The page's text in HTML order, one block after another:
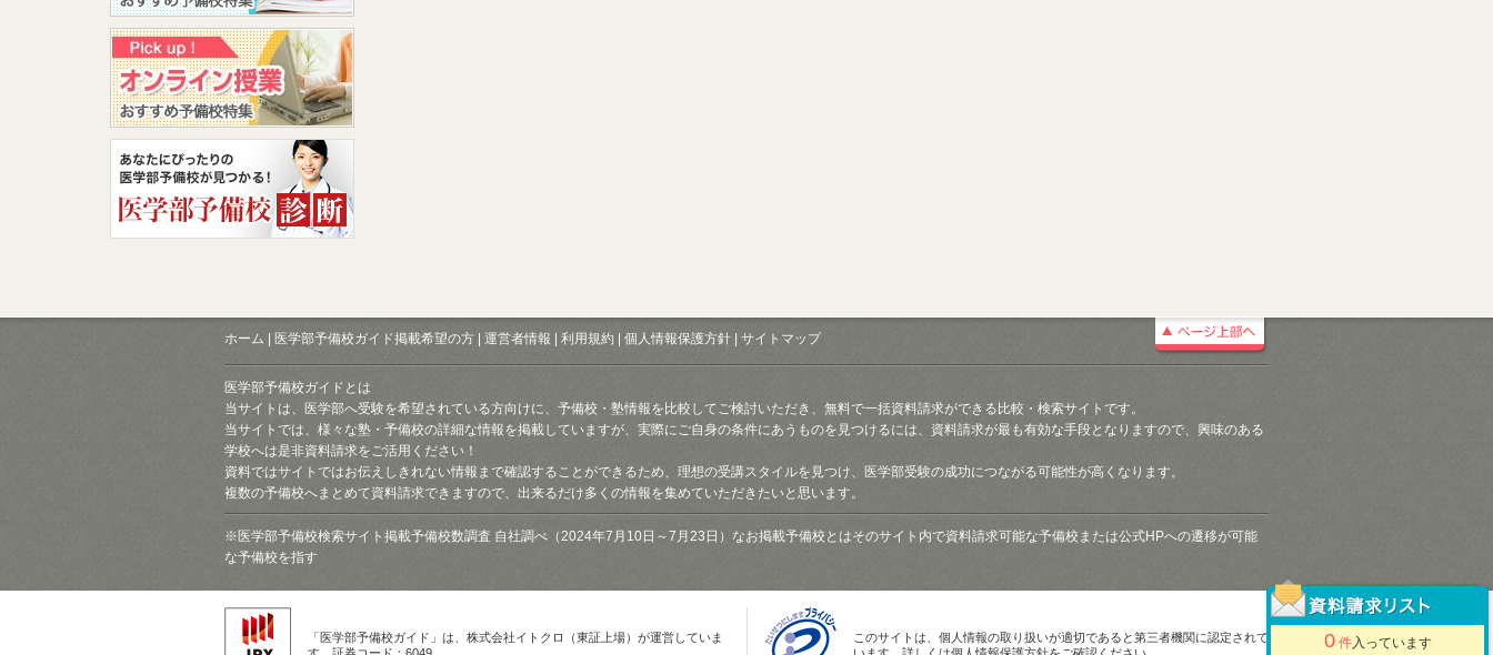
0 件入っています
ホーム 医学部予備校ガイド掲載希望の方 運営者情報 利用規約 個人情報保護方針 サイトマップ
医学部予備校ガイドとは
当サイトは、医学部へ受験を希望されている方向けに、予備校・塾情報を比較してご検討いただき、無料で一括資料請求ができる比較・検索サイトです。
当サイトでは、様々な塾・予備校の詳細な情報を掲載していますが、実際にご自身の条件にあうものを見つけるには、資料請求が最も有効な手段となりますので、興味のある
学校へは是非資料請求をご活用ください！
資料ではサイトではお伝えしきれない情報まで確認することができるため、理想の受講スタイルを見つけ、医学部受験の成功につながる可能性が高くなります。
複数の予備校へまとめて資料請求できますので、出来るだけ多くの情報を集めていただきたいと思います。
※医学部予備校検索サイト掲載予備校数調査 自社調べ（2024年7月10日～7月23日）なお掲載予備校とはそのサイト内で資料請求可能な予備校または公式HPへの遷移が可能
な予備校を指す
「医学部予備校ガイド」は、株式会社イトクロ（東証上場）が運営していま
す。証券コード：6049
このサイトは、個人情報の取り扱いが適切であると第三者機関に認定されて
います。詳しくは個人情報保護方針をご確認ください。